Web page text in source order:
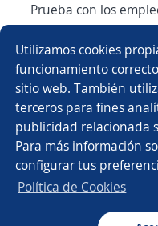
Utilizamos cookies
funcionamiento
sitio web. También
terceros para fines
publicidad relacionada
Para más información
configurar tus
Política de Cookies
Prueba con los
Ejecutivo/a de ventas
Atención a clientes
Auxiliar administrativo/a
Ejecutivo/a comercial